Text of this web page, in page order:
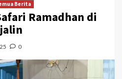
Berita
Ramadhan di
0